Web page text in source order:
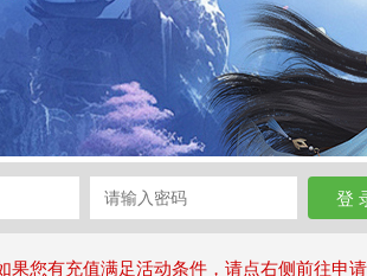
果您有充值满足活动条件，请点右侧前往申